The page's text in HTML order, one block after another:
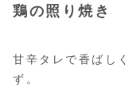
鶏の照り焼き
甘辛タレで香ばし
ず。